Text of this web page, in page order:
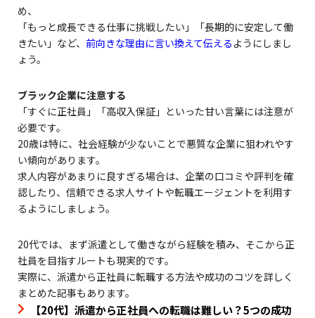
め、
「もっと成長できる仕事に挑戦したい」「長期的に安定して働
きたい」など、 前向きな理由に言い換えて伝える ようにしまし
ょう。
ブラック企業に注意する
「すぐに正社員」「高収入保証」といった甘い言葉には注意が
必要です。
20歳は特に、社会経験が少ないことで悪質な企業に狙われやす
い傾向があります。
求人内容があまりに良すぎる場合は、企業の口コミや評判を確
認したり、信頼できる求人サイトや転職エージェントを利用す
るようにしましょう。
20代では、まず派遣として働きながら経験を積み、そこから正
社員を目指すルートも現実的です。
実際に、派遣から正社員に転職する方法や成功のコツを詳しく
まとめた記事もあります。
【20代】派遣から正社員への転職は難しい？5つの成功